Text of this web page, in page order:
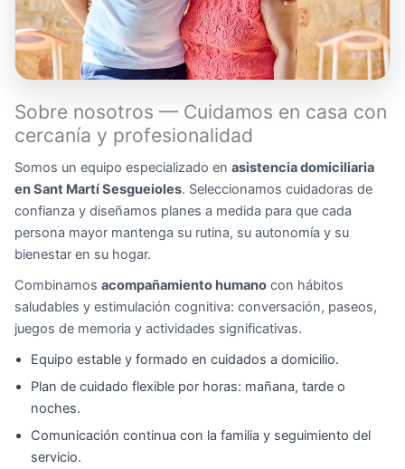
Sobre nosotros — Cuidamos en casa con
cercanía y profesionalidad
Somos un equipo especializado en asistencia domiciliaria
en Sant Martí Sesgueioles. Seleccionamos cuidadoras de
confianza y diseñamos planes a medida para que cada
persona mayor mantenga su rutina, su autonomía y su
bienestar en su hogar.
Combinamos acompañamiento humano con hábitos
saludables y estimulación cognitiva: conversación, paseos,
juegos de memoria y actividades significativas.
Equipo estable y formado en cuidados a domicilio.
Plan de cuidado flexible por horas: mañana, tarde o
noches.
Comunicación continua con la familia y seguimiento del
servicio.